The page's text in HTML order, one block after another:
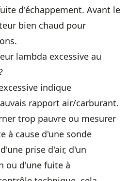
d'échappement. Avant le
bien chaud pour
lambda excessive au
indique
rapport air/carburant.
trop pauvre ou mesurer
à cause d'une sonde
prise d'air, d'un
ou d'une fuite à